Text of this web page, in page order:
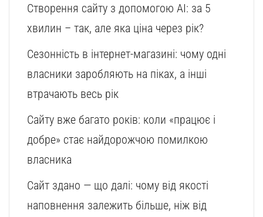
Створення сайту з допомогою AI: за 5
хвилин – так, але яка ціна через рік?
Сезонність в інтернет-магазині: чому одні
власники заробляють на піках, а інші
втрачають весь рік
Сайту вже багато років: коли «працює і
добре» стає найдорожчою помилкою
власника
Сайт здано — що далі: чому від якості
наповнення залежить більше, ніж від